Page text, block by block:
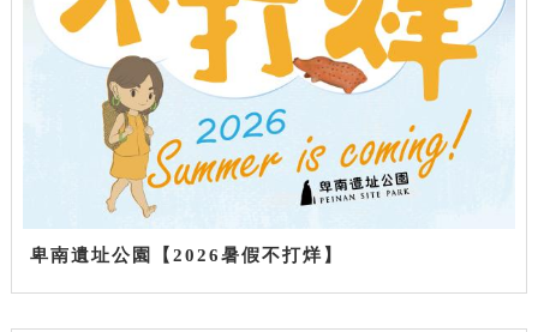
卑南遺址公園【2026暑假不打烊】